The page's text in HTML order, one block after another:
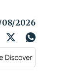
08/2026